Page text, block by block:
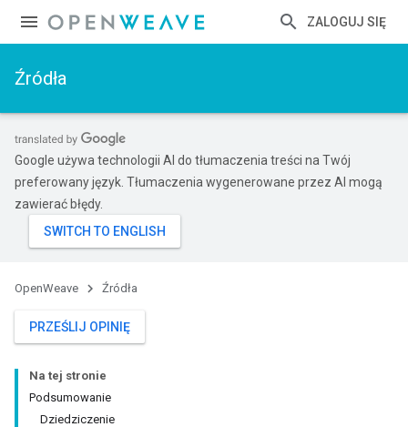
ZALOGUJ SIĘ
Źródła
Google używa technologii AI do tłumaczenia treści na Twój
preferowany język. Tłumaczenia wygenerowane przez AI mogą
zawierać błędy.
OpenWeave Źródła
PRZEŚLIJ OPINIĘ
Na tej stronie
Podsumowanie
Dziedziczenie